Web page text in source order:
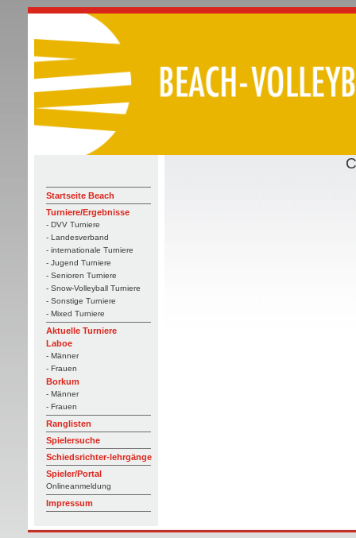
Startseite Beach
Turniere/Ergebnisse
- DVV Turniere
- Landesverband
- internationale Turniere
- Jugend Turniere
- Senioren Turniere
- Snow-Volleyball Turniere
- Sonstige Turniere
- Mixed Turniere
Aktuelle Turniere
Laboe
- Männer
- Frauen
Borkum
- Männer
- Frauen
Ranglisten
Spielersuche
Schiedsrichter-lehrgänge
Spieler/Portal
Onlineanmeldung
Impressum